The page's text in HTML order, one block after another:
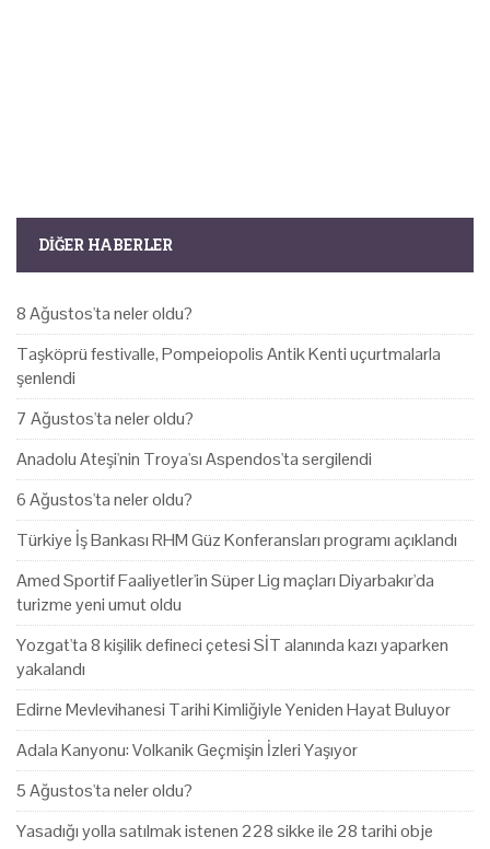
DIĞER HABERLER
8 Ağustos'ta neler oldu?
Taşköprü festivalle, Pompeiopolis Antik Kenti uçurtmalarla
şenlendi
7 Ağustos'ta neler oldu?
Anadolu Ateşi'nin Troya'sı Aspendos'ta sergilendi
6 Ağustos'ta neler oldu?
Türkiye İş Bankası RHM Güz Konferansları programı açıklandı
Amed Sportif Faaliyetler'in Süper Lig maçları Diyarbakır'da
turizme yeni umut oldu
Yozgat'ta 8 kişilik defineci çetesi SİT alanında kazı yaparken
yakalandı
Edirne Mevlevihanesi Tarihi Kimliğiyle Yeniden Hayat Buluyor
Adala Kanyonu: Volkanik Geçmişin İzleri Yaşıyor
5 Ağustos'ta neler oldu?
Yasadığı yolla satılmak istenen 228 sikke ile 28 tarihi obje